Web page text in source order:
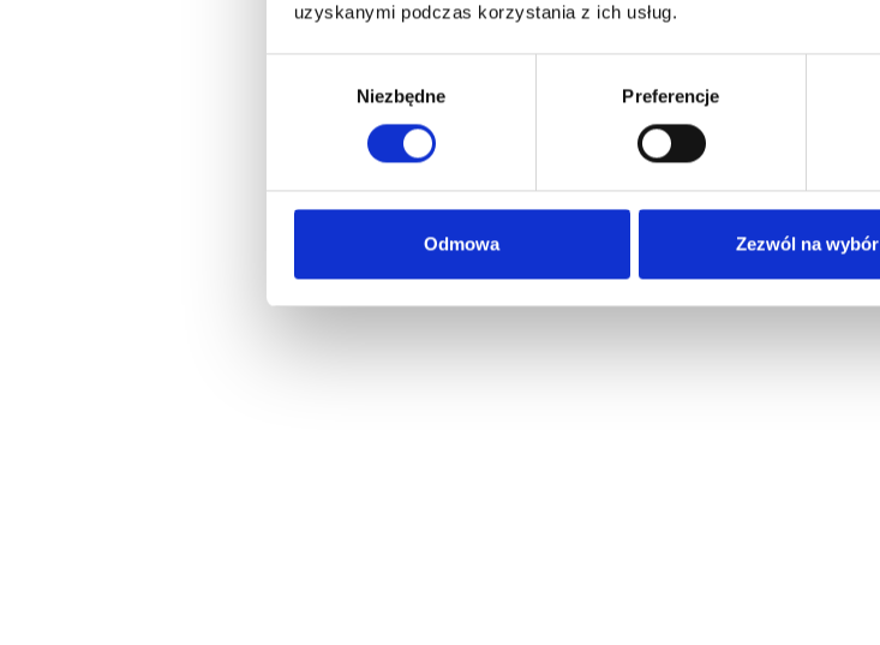
uzyskanymi podczas korzystania z ich usług.
Niezbędne Preferencje
Odmowa Zezwól na wybór